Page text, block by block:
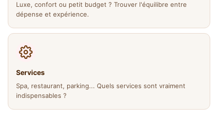
Luxe, confort ou petit budget ? Trouver l'équilibre entre
dépense et expérience.
Services
Spa, restaurant, parking... Quels services sont vraiment
indispensables ?